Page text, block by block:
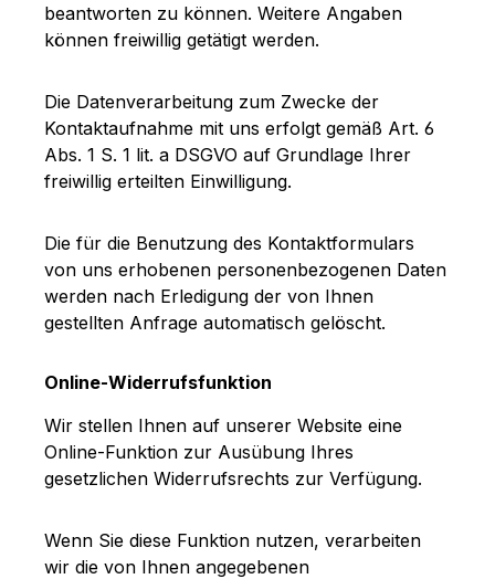
beantworten zu können. Weitere Angaben
können freiwillig getätigt werden.
Die Datenverarbeitung zum Zwecke der
Kontaktaufnahme mit uns erfolgt gemäß Art. 6
Abs. 1 S. 1 lit. a DSGVO auf Grundlage Ihrer
freiwillig erteilten Einwilligung.
Die für die Benutzung des Kontaktformulars
von uns erhobenen personenbezogenen Daten
werden nach Erledigung der von Ihnen
gestellten Anfrage automatisch gelöscht.
Online-Widerrufsfunktion
Wir stellen Ihnen auf unserer Website eine
Online-Funktion zur Ausübung Ihres
gesetzlichen Widerrufsrechts zur Verfügung.
Wenn Sie diese Funktion nutzen, verarbeiten
wir die von Ihnen angegebenen